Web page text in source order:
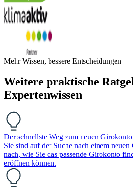
Mehr Wissen, bessere Entscheidungen
Weitere praktische
Expertenwissen
Der schnellste Weg zum neuen Girokonto
Sie sind auf der Suche nach einem
nach, wie Sie das passende Girokonto
eröffnen können.